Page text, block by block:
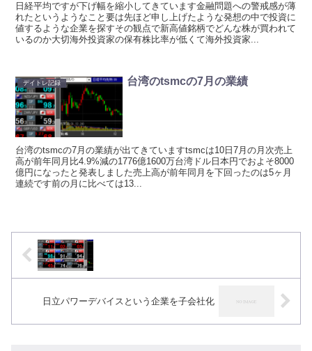
日経平均ですが下げ幅を縮小してきています金融問題への警戒感が薄
れたというようなこと要は先ほど申し上げたような発想の中で投資に
値するような企業を探すその観点で新高値銘柄でどんな株が買われて
いるのか大切海外投資家の保有株比率が低くて海外投資家...
デイトレ記録 台湾のtsmcの7月の業績
台湾のtsmcの7月の業績が出てきていますtsmcは10日7月の月次売上
高が前年同月比4.9%減の1776億1600万台湾ドル日本円でおよそ8000
億円になったと発表しました売上高が前年同月を下回ったのは5ヶ月
連続です前の月に比べては13...
日立パワーデバイスという企業を子会社化